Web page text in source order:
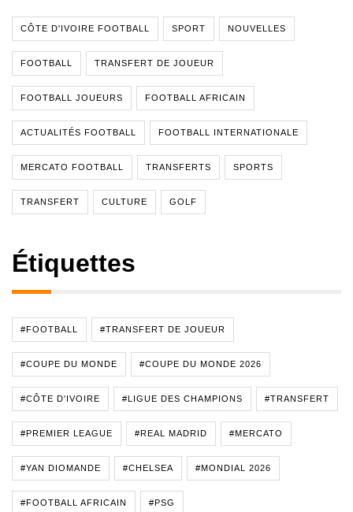
CÔTE D'IVOIRE FOOTBALL SPORT NOUVELLES
FOOTBALL TRANSFERT DE JOUEUR
FOOTBALL JOUEURS FOOTBALL AFRICAIN
ACTUALITÉS FOOTBALL FOOTBALL INTERNATIONALE
MERCATO FOOTBALL TRANSFERTS SPORTS
TRANSFERT CULTURE GOLF
Étiquettes
#FOOTBALL #TRANSFERT DE JOUEUR
#COUPE DU MONDE #COUPE DU MONDE 2026
#CÔTE D'IVOIRE #LIGUE DES CHAMPIONS #TRANSFERT
#PREMIER LEAGUE #REAL MADRID #MERCATO
#YAN DIOMANDE #CHELSEA #MONDIAL 2026
#FOOTBALL AFRICAIN #PSG